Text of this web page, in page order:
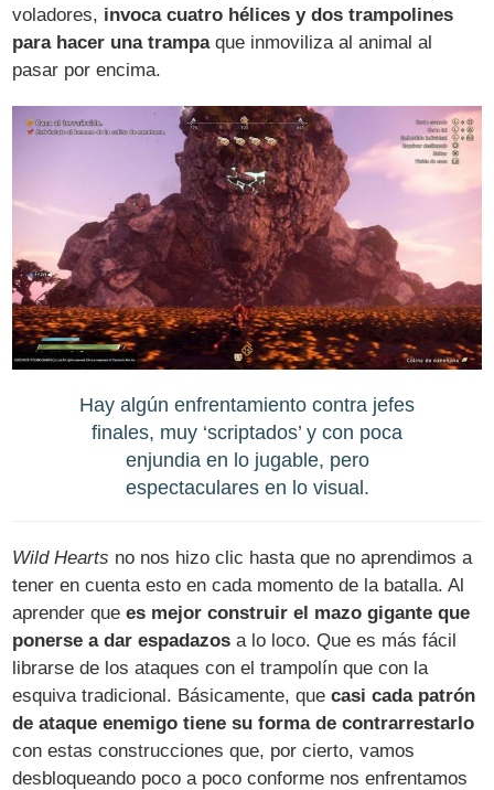
voladores, invoca cuatro hélices y dos trampolines
para hacer una trampaque inmoviliza al animal al
pasar por encima.
Hay algún enfrentamiento contra jefes
finales, muy ‘scriptados’ y con poca
enjundia en lo jugable, pero
espectaculares en lo visual.
Wild Hearts no nos hizo clic hasta que no aprendimos a
tener en cuenta esto en cada momento de la batalla. Al
aprender quees mejor construir el mazo gigante que
ponerse a dar espadazos a lo loco. Que es más fácil
librarse de los ataques con el trampolín que con la
esquiva tradicional. Básicamente, quecasi cada patrón
de ataque enemigo tiene su forma de contrarrestarlo
con estas construcciones que, por cierto, vamos
desbloqueando poco a poco conforme nos enfrentamos